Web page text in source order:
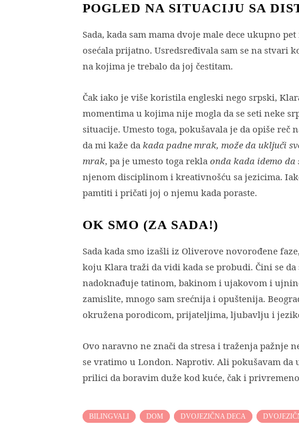
POGLED NA SITUACIJU SA
Sada, kada sam mama dvoje male dece ukupno
osećala prijatno. Usredsređivala sam se na stvari
na kojima je trebalo da joj čestitam.
Čak iako je više koristila engleski nego srpski,
momentima u kojima nije mogla da se seti neke
situacije. Umesto toga, pokušavala je da opiše
da mi kaže da kada padne mrak, može da uključi
mrak, pa je umesto toga rekla onda kada idemo da
njenom disciplinom i kreativnošću sa jezicima.
pamtiti i pričati joj o njemu kada poraste.
OK SMO (ZA SADA!)
Sada kada smo izašli iz Oliverove novorođene
koju Klara traži da vidi kada se probudi. Čini se
nadoknađuje tatinom, bakinom i ujakovom i
zamislite, mnogo sam srećnija i opuštenija.
okružena porodicom, prijateljima, ljubavlju i
Ovo naravno ne znači da stresa i traženja pažnje
se vratimo u London. Naprotiv. Ali pokušavam
prilici da boravim duže kod kuće, čak i
BILINGVALI DOM DVOJEZIČNA DECA